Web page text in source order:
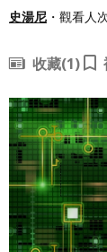
史湯尼 ・觀看人
收藏(1)